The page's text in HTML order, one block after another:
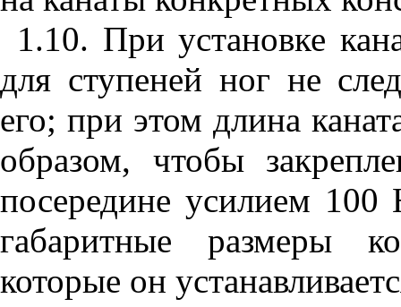
1.10. При установке
для ступеней ног не
его; при этом длина
образом, чтобы
посередине усилием
габаритные размеры
которые он